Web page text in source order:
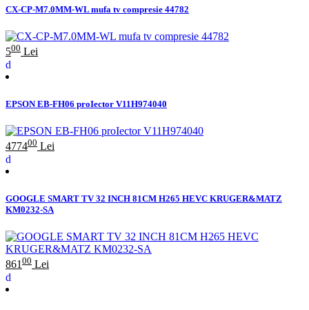
CX-CP-M7.0MM-WL mufa tv compresie 44782
500 Lei
EPSON EB-FH06 proIector V11H974040
477400 Lei
GOOGLE SMART TV 32 INCH 81CM H265 HEVC KRUGER&MATZ
KM0232-SA
861 00 Lei